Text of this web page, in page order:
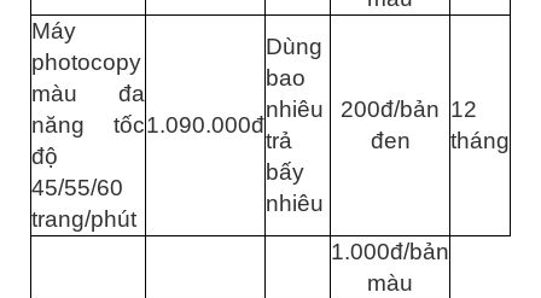
Máy
photocopy
màu đa
năng tốc
độ
45/55/60
trang/phút
1.090.000đ
Dùng
bao
nhiêu
trả
bấy
nhiêu
200đ/bản
đen
12
tháng
1.000đ/bản
màu